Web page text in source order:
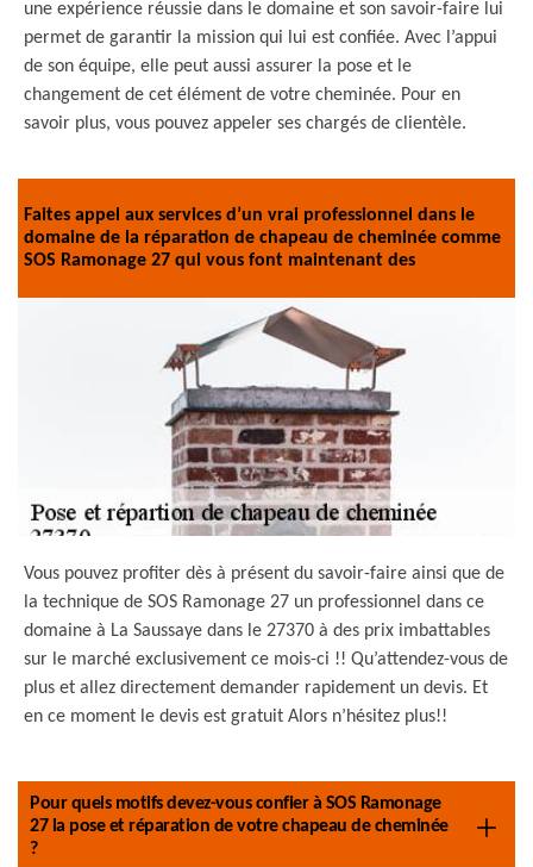
une expérience réussie dans le domaine et son savoir-faire lui
permet de garantir la mission qui lui est confiée. Avec l’appui
de son équipe, elle peut aussi assurer la pose et le
changement de cet élément de votre cheminée. Pour en
savoir plus, vous pouvez appeler ses chargés de clientèle.
Faites appel aux services d’un vrai professionnel dans le
domaine de la réparation de chapeau de cheminée comme
SOS Ramonage 27 qui vous font maintenant des
Vous pouvez profiter dès à présent du savoir-faire ainsi que de
la technique de SOS Ramonage 27 un professionnel dans ce
domaine à La Saussaye dans le 27370 à des prix imbattables
sur le marché exclusivement ce mois-ci !! Qu’attendez-vous de
plus et allez directement demander rapidement un devis. Et
en ce moment le devis est gratuit Alors n’hésitez plus!!
Pour quels motifs devez-vous confier à SOS Ramonage
27 la pose et réparation de votre chapeau de cheminée
?